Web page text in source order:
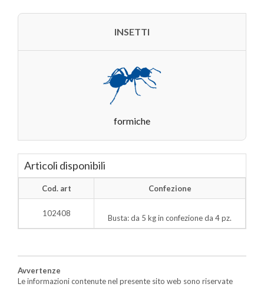
INSETTI
formiche
Articoli disponibili
Cod. art Confezione
102408 Busta: da 5 kg in confezione da 4 pz.
Avvertenze
Le informazioni contenute nel presente sito web sono riservate